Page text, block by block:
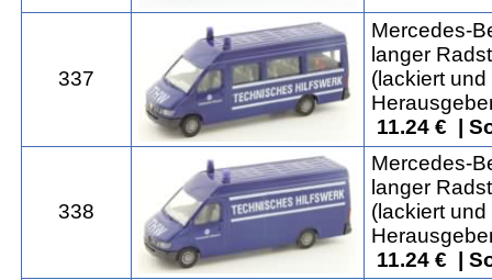
337
Mercedes-
langer
(lackiert
11.24 € |
338
Mercedes-
langer
(lackiert
11.24 € |